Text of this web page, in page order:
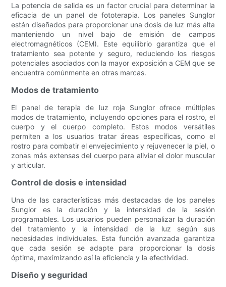
La potencia de salida es un factor crucial para determinar la
eficacia de un panel de fototerapia. Los paneles Sunglor
están diseñados para proporcionar una dosis de luz más alta
manteniendo un nivel bajo de emisión de campos
electromagnéticos (CEM). Este equilibrio garantiza que el
tratamiento sea potente y seguro, reduciendo los riesgos
potenciales asociados con la mayor exposición a CEM que se
encuentra comúnmente en otras marcas.
Modos de tratamiento
El panel de terapia de luz roja Sunglor ofrece múltiples
modos de tratamiento, incluyendo opciones para el rostro, el
cuerpo y el cuerpo completo. Estos modos versátiles
permiten a los usuarios tratar áreas específicas, como el
rostro para combatir el envejecimiento y rejuvenecer la piel, o
zonas más extensas del cuerpo para aliviar el dolor muscular
y articular.
Control de dosis e intensidad
Una de las características más destacadas de los paneles
Sunglor es la duración y la intensidad de la sesión
programables. Los usuarios pueden personalizar la duración
del tratamiento y la intensidad de la luz según sus
necesidades individuales. Esta función avanzada garantiza
que cada sesión se adapte para proporcionar la dosis
óptima, maximizando así la eficiencia y la efectividad.
Diseño y seguridad